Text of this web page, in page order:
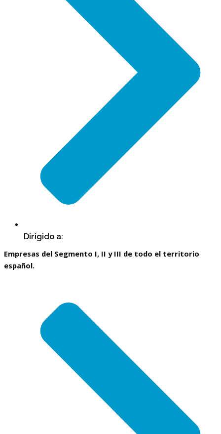
Dirigido a:
Empresas del Segmento I, II y III de todo el territorio
español.